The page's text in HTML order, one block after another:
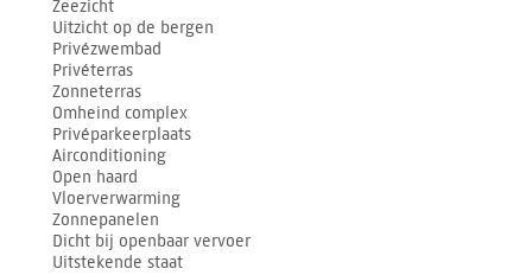
Zeezicht
Uitzicht op de bergen
Privézwembad
Privéterras
Zonneterras
Omheind complex
Privéparkeerplaats
Airconditioning
Open haard
Vloerverwarming
Zonnepanelen
Dicht bij openbaar vervoer
Uitstekende staat